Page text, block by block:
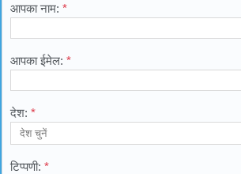
आपका नाम: *
आपका ईमेल: *
देश: *
टिप्पणी: *